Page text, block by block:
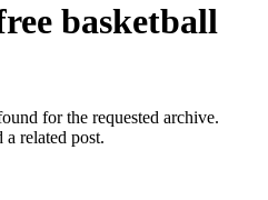
basketball
for the requested archive.
related post.